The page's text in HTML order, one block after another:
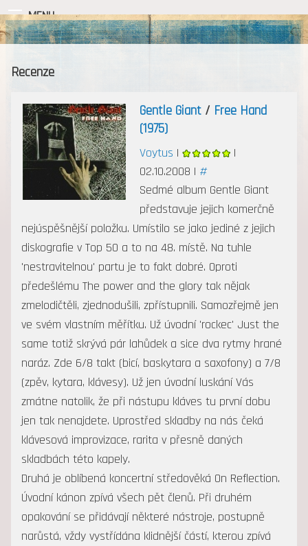
MENU
Recenze
Gentle Giant/ Free Hand
(1975)
Voytus |
|
02.10.2008 | #
Sedmé album Gentle Giant
představuje jejich komerčně
nejúspěšnější položku. Umístilo se jako jediné z jejich
diskografie v Top 50 a to na 48. místě. Na tuhle
'nestravitelnou' partu je to fakt dobré. Oproti
předešlému The power and the glory tak nějak
zmelodičtěli, zjednodušili, zpřístupnili. Samozřejmě jen
ve svém vlastním měřítku. Už úvodní 'rockec' Just the
same totiž skrývá pár lahůdek a sice dva rytmy hrané
naráz. Zde 6/8 takt (bicí, baskytara a saxofony) a 7/8
(zpěv, kytara, klávesy). Už jen úvodní luskání Vás
zmátne natolik, že při nástupu kláves tu první dobu
jen tak nenajdete. Uprostřed skladby na nás čeká
klávesová improvizace, rarita v přesně daných
skladbách této kapely.
Druhá je oblíbená koncertní středověká On Reflection.
Úvodní kánon zpívá všech pět členů. Při druhém
opakování se přidávají některé nástroje, postupně
narůstá, vždy vystřídána klidnější částí, kterou zpívá